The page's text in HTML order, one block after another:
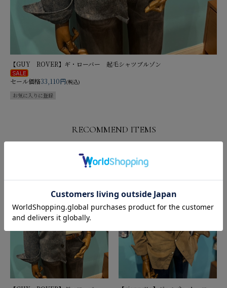
【GUY ROVER】ギ・ローバー 起毛シャツブルゾン
セール価格33,110円(税込)
RECOMMEND ITEMS